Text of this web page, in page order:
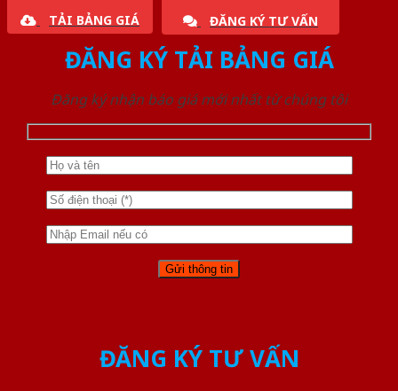
TẢI BẢNG GIÁ ĐĂNG KÝ TƯ VẤN
ĐĂNG KÝ TẢI BẢNG GIÁ
Đăng ký nhận báo giá mới nhất từ chúng tôi
ĐĂNG KÝ TƯ VẤN